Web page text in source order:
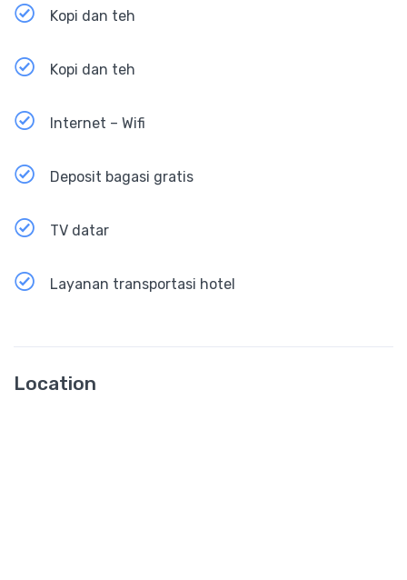
Kopi dan teh
Kopi dan teh
Internet – Wifi
Deposit bagasi gratis
TV datar
Layanan transportasi hotel
Location